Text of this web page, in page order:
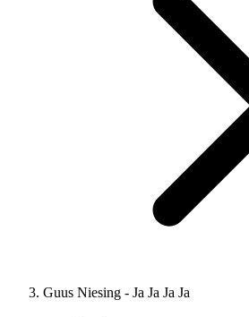
Guus Niesing - Ja Ja Ja Ja